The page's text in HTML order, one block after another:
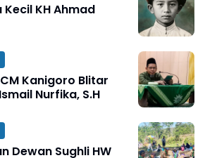
KH Ahmad
Kanigoro Blitar
Nurfika, S.H
Dewan Sughli HW